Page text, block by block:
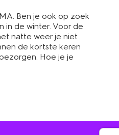
Ben je ook op zoek
in de winter. Voor de
natte weer je niet
de kortste keren
Hoe je je